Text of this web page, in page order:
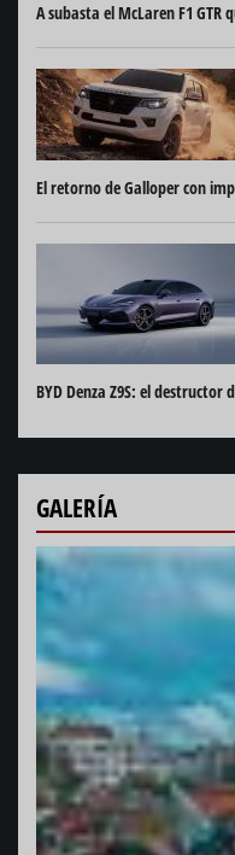
A subasta el McLaren F1
El retorno de Galloper con
BYD Denza Z9S: el
GALERÍA